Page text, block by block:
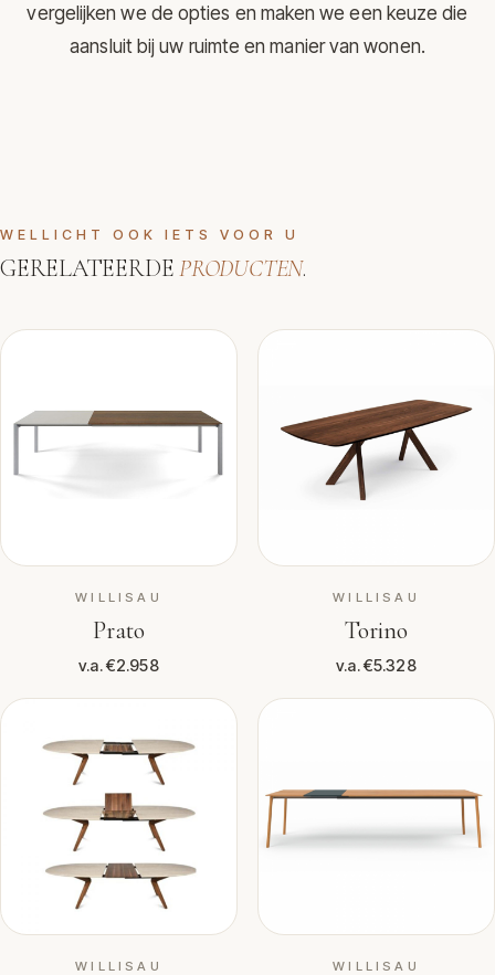
vergelijken we de opties en maken we een keuze die
aansluit bij uw ruimte en manier van wonen.
WELLICHT OOK IETS VOOR U
GERELATEERDEPRODUCTEN.
WILLISAU
Prato
v.a. €2.958
WILLISAU
Torino
v.a. €5.328
WILLISAU WILLISAU